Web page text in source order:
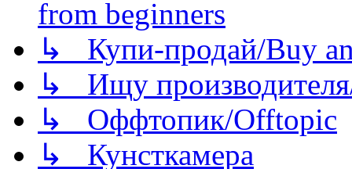
from beginners
↳ Купи-продай/Buy
↳ Ищу
↳ Оффтопик/Offtopic
↳ Кунсткамера